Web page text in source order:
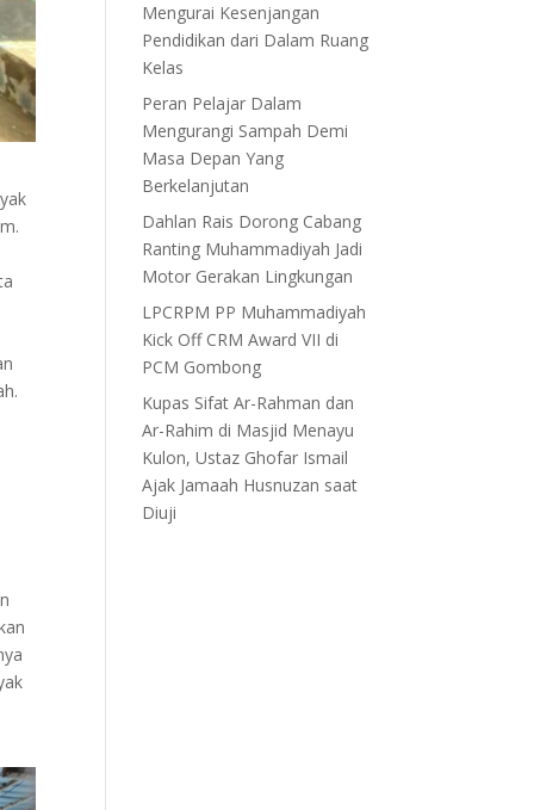
Mengurai Kesenjangan
Pendidikan dari Dalam Ruang
Kelas
Peran Pelajar Dalam
Mengurangi Sampah Demi
Masa Depan Yang
Berkelanjutan
Dahlan Rais Dorong Cabang
Ranting Muhammadiyah Jadi
Motor Gerakan Lingkungan
LPCRPM PP Muhammadiyah
Kick Off CRM Award VII di
PCM Gombong
Kupas Sifat Ar-Rahman dan
Ar-Rahim di Masjid Menayu
Kulon, Ustaz Ghofar Ismail
Ajak Jamaah Husnuzan saat
Diuji